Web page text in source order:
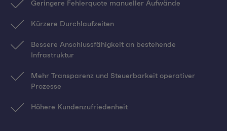
Geringere Fehlerquote manueller Aufwände
Kürzere Durchlaufzeiten
Bessere Anschlussfähigkeit an bestehende
Infrastruktur
Mehr Transparenz und Steuerbarkeit operativer
Prozesse
Höhere Kundenzufriedenheit